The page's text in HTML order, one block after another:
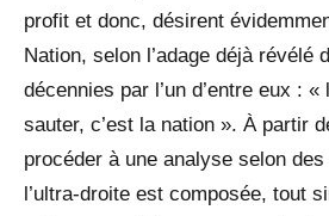
profit et donc, désirent
Nation, selon l’adage déjà révélé
décennies par l’un d’entre eux :
sauter, c’est la nation ». À partir
procéder à une analyse selon
l’ultra-droite est composée, tout